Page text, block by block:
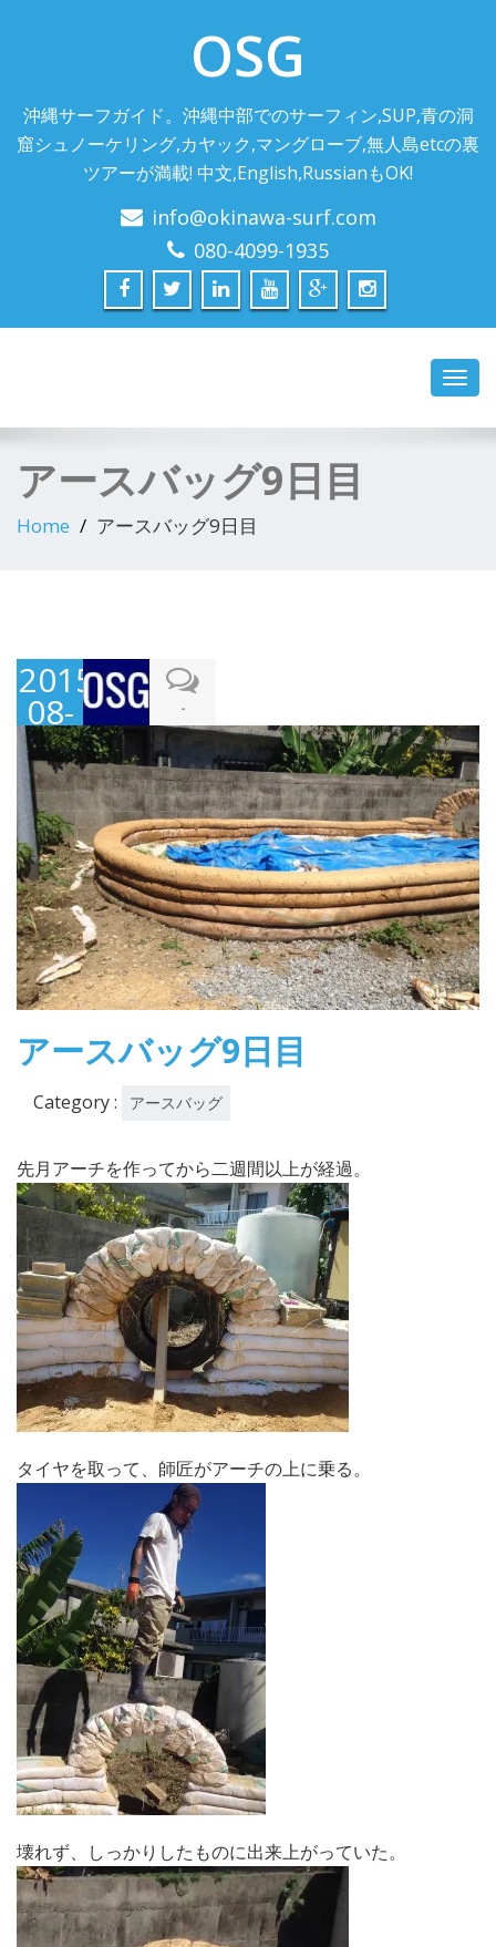
OSG
沖縄サーフガイド。沖縄中部でのサーフィン,SUP,青の洞
窟シュノーケリング,カヤック,マングローブ,無人島etcの裏
ツアーが満載! 中文,English,RussianもOK!
info@okinawa-surf.com
080-4099-1935
アースバッグ9日目
Home アースバッグ9日目
2015-
08-
04
-
アースバッグ9日目
Category : アースバッグ
先月アーチを作ってから二週間以上が経過。
タイヤを取って、師匠がアーチの上に乗る。
壊れず、しっかりしたものに出来上がっていた。